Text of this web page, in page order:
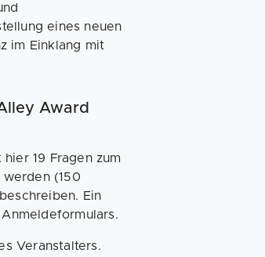
eines neuen
im Einklang mit
Award
19 Fragen zum
(150
Ein
Veranstalters.